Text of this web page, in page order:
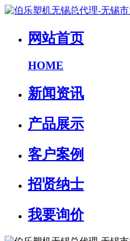
网站首页
HOME
新闻资讯
产品展示
客户案例
招贤纳士
我要询价